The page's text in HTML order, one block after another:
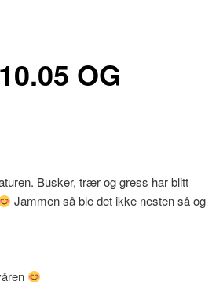
OG
Busker, trær og gress har blitt
Jammen så ble det ikke nesten så og